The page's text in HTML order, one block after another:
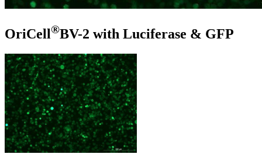
OriCell®BV-2 with Luciferase & GFP